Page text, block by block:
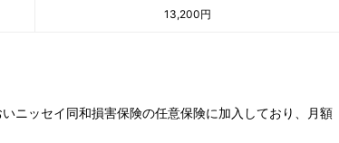
13,200円
ニッセイ同和損害保険の任意保険に加入しており、月額